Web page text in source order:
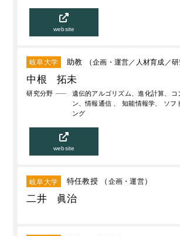
website
岐阜大学 助教 （企画・運営 人材育成
中根 拓未
研究分野
遺伝的アルゴリズム、進化計算、コ
ン、情報通信 、 知能情報学、 ソフ
ング
website
岐阜大学 特任教授 （ 企画・運営）
二井 眞治